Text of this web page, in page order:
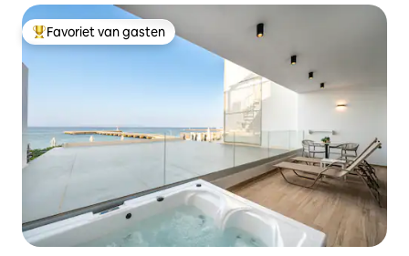
Topfavoriet van gasten
Favoriet van gasten